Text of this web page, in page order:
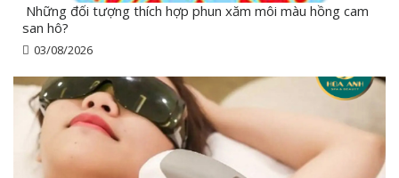
Những đối tượng thích hợp phun xăm môi màu hồng cam
san hô?
03/08/2026